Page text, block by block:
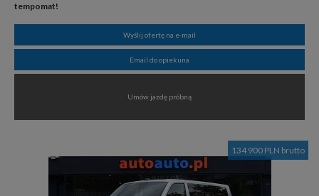
tempomat!
Wyślij ofertę na e-mail
Email do opiekuna
Umów jazdę próbną
134 900 PLN brutto